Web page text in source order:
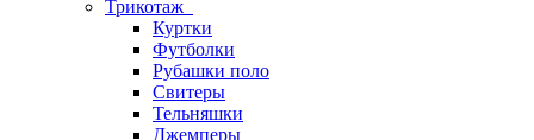
Трикотаж
Куртки
Футболки
Рубашки поло
Свитеры
Тельняшки
Джемперы